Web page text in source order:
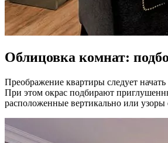
Облицовка комнат:
Преображение квартиры следует
При этом окрас подбирают
расположенные вертикально или узоры